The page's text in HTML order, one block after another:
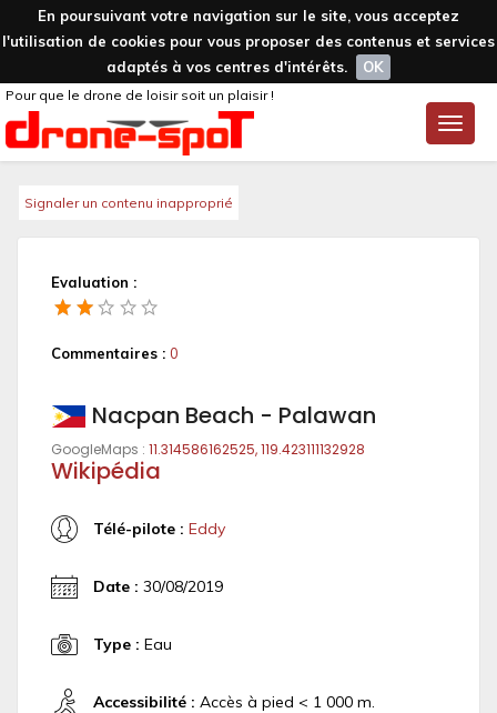
En poursuivant votre navigation sur le site, vous acceptez
l'utilisation de cookies pour vous proposer des contenus et services
adaptés à vos centres d'intérêts.
OK
Toggle
Pour que le drone de loisir soit un plaisir !
Signaler un contenu inapproprié
Evaluation :
Commentaires : 0
Nacpan Beach - Palawan
GoogleMaps : 11.314586162525, 119.423111132928
Wikipédia
Télé-pilote : Eddy
Date : 30/08/2019
Type : Eau
Accessibilité : Accès à pied < 1 000 m.